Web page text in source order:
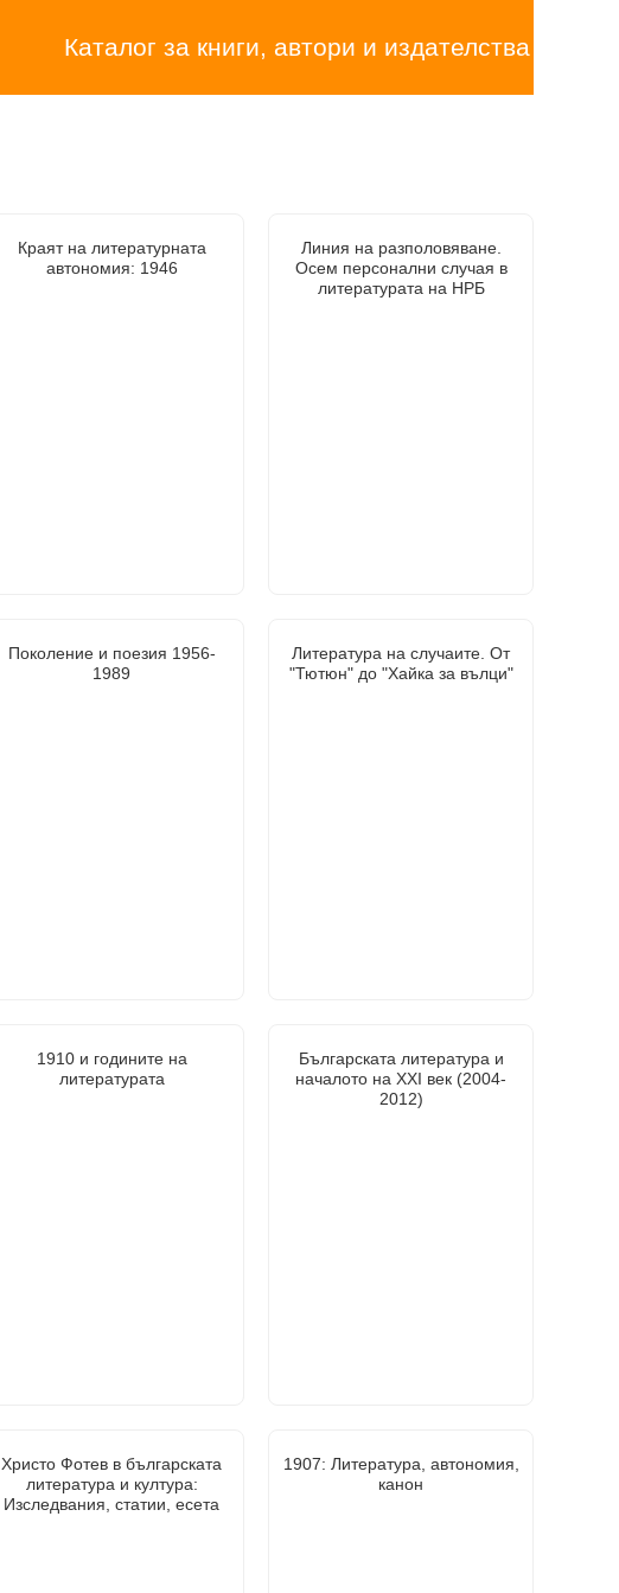
Каталог за книги, автори и издателства
Краят на литературната
автономия: 1946
Линия на разполовяване.
Осем персонални случая в
литературата на НРБ
Поколение и поезия 1956-
1989
Литература на случаите. От
"Тютюн" до "Хайка за вълци"
1910 и годините на
литературата
Българската литература и
началото на XXI век (2004-
2012)
Христо Фотев в българската
литература и култура:
Изследвания, статии, есета
1907: Литература, автономия,
канон